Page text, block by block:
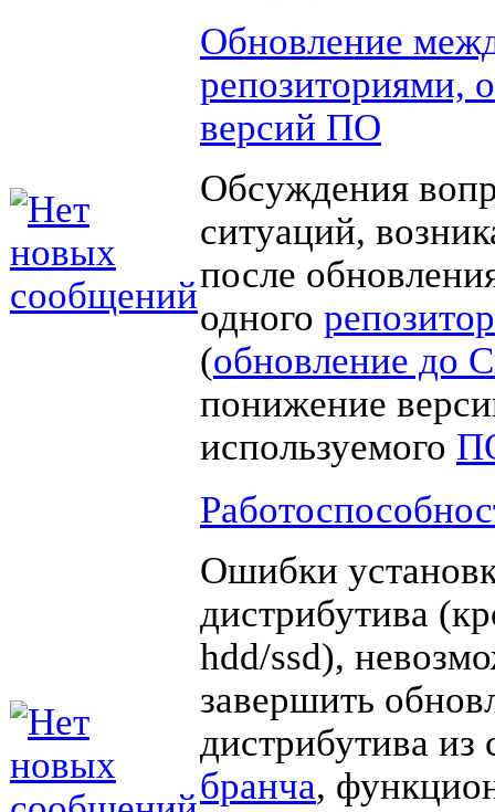
Обновление
репозиториями,
версий ПО
Обсуждения
ситуаций,
после
одного
(обновление до
понижение
используемого
Ошибки
дистрибутива
hdd/ssd),
завершить
дистрибутива из
бранча,